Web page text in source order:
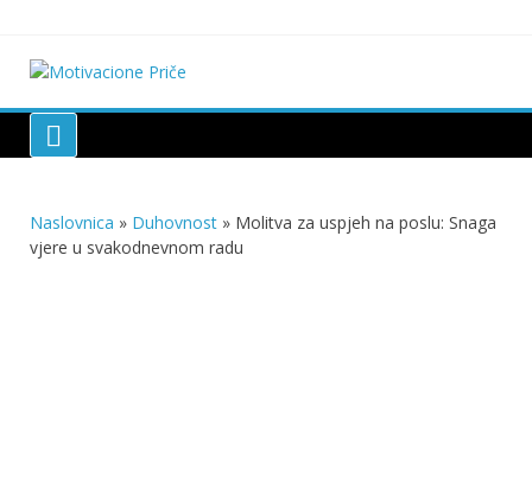
content
Motivacione Priče
Naslovnica » Duhovnost » Molitva za uspjeh na poslu: Snaga
vjere u svakodnevnom radu